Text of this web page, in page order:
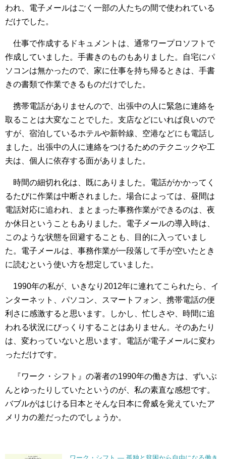
われ、電子メールはごく一部の人たちの間で使われている
だけでした。
仕事で作成するドキュメントは、通常ワープロソフトで
作成していました。手書きのものもありました。自宅にパ
ソコンは無かったので、家に仕事を持ち帰るときは、手書
きの書類で作業できるものだけでした。
携帯電話がありませんので、出張中の人に緊急に連絡を
取ることは大変なことでした。支店などにいれば良いので
すが、宿泊しているホテルや新幹線、空港などにも電話し
ました。出張中の人に連絡をつけるためのテクニックや工
夫は、個人に依存する面がありました。
時間の細切れ化は、既にありました。電話がかかってく
るたびに作業は中断されました。場合によっては、昼間は
電話対応に追われ、まとまった事務作業ができるのは、夜
か休日ということもありました。電子メールの導入時は、
このような状態を回避することも、目的に入っていまし
た。電子メールは、事務作業が一段落して手が空いたとき
に読むという使い方を想定していました。
1990年の私が、いきなり2012年に連れてこられたら、イ
ンターネット、パソコン、スマートフォン、携帯電話の便
利さに感激すると思います。しかし、忙しさや、時間に追
われる状況にびっくりすることはありません。そのあたり
は、変わっていないと思います。電話が電子メールに変わ
っただけです。
『ワーク・シフト』の著者の1990年の働き方は、ずいぶ
んとゆったりしていたというのが、私の素直な感想です。
バブルがはじける日本とそんな日本に脅威を覚えていたア
メリカの差だったのでしょうか。